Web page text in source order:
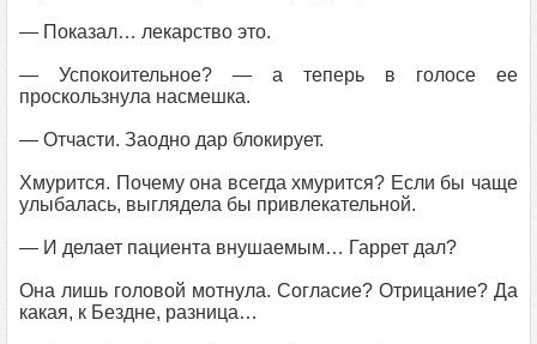
— Показал… лекарство это.
— Успокоительное? — а теперь в голосе ее
проскользнула насмешка.
— Отчасти. Заодно дар блокирует.
Хмурится. Почему она всегда хмурится? Если бы чаще
улыбалась, выглядела бы привлекательной.
— И делает пациента внушаемым… Гаррет дал?
Она лишь головой мотнула. Согласие? Отрицание? Да
какая, к Бездне, разница…